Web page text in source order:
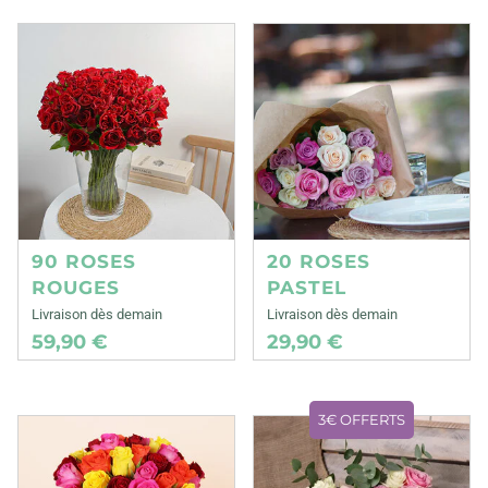
90 ROSES
ROUGES
Livraison dès demain
59,90 €
20 ROSES
PASTEL
Livraison dès demain
29,90 €
3€ OFFERTS